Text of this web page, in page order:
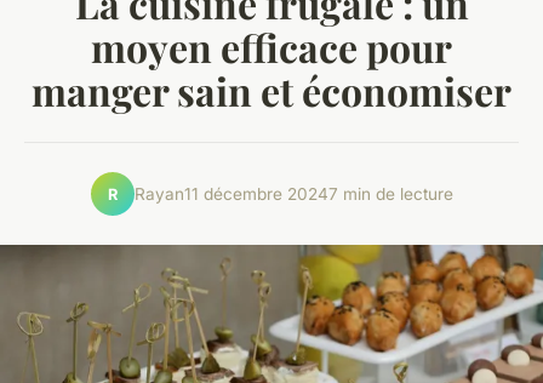
moyen efficace pour
manger sain et économiser
R Rayan11 décembre 20247 min de lecture